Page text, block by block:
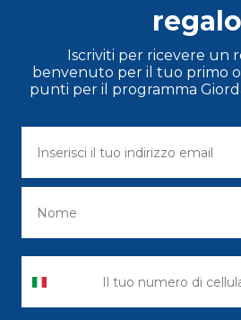
Iscriviti per ricevere un
benvenuto per il tuo primo
punti per il programma